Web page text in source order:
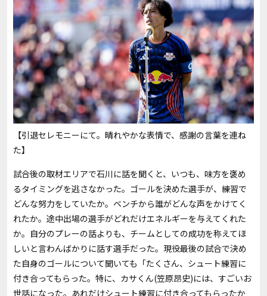
【引退セレモニーにて。晴れやかな表情で、感謝の言葉を連ね
た】
試合後の取材エリアで石川に話を聞くと、いつも、味方を褒め
るタイミングを逃さなかった。ゴールを決めた選手が、練習で
どんな努力をしていたか。ベンチから誰がどんな声をかけてく
れたか。途中出場の選手がどれだけエネルギーを与えてくれた
か。自分のプレーの話よりも、チームとしての成功を称えてほ
しいと言わんばかりに話す選手だった。現役最後の試合で決め
た自身のゴールについて聞いても「たくさん、シュート練習に
付き合ってもらった。特に、カサくん(笠原昂史)には、すごいお
世話になった。あれだけシュート練習に付き合ってもらったか